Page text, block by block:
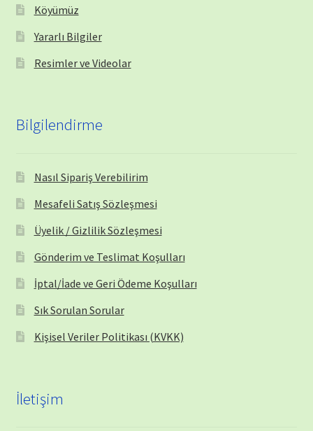
Köyümüz
Yararlı Bilgiler
Resimler ve Videolar
Bilgilendirme
Nasıl Sipariş Verebilirim
Mesafeli Satış Sözleşmesi
Üyelik / Gizlilik Sözleşmesi
Gönderim ve Teslimat Koşulları
İptal/İade ve Geri Ödeme Koşulları
Sık Sorulan Sorular
Kişisel Veriler Politikası (KVKK)
İletişim